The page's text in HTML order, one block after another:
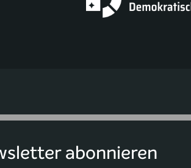
abonnieren